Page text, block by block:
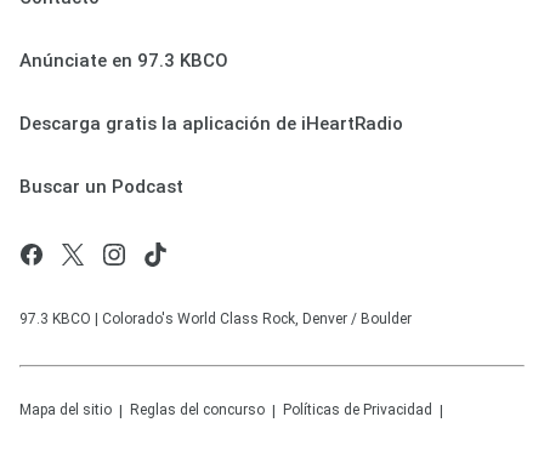
Anúnciate en 97.3 KBCO
Descarga gratis la aplicación de iHeartRadio
Buscar un Podcast
97.3 KBCO | Colorado's World Class Rock, Denver / Boulder
Mapa del sitio Reglas del concurso Políticas de Privacidad